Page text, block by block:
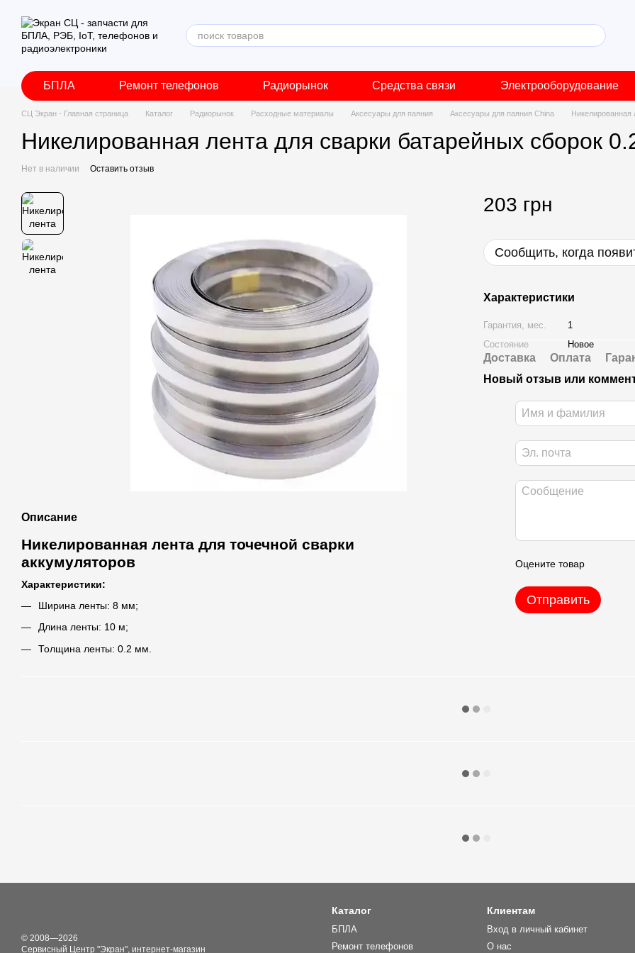
БПЛА Ремонт телефонов Радиорынок Средства связи Электрооборудование
СЦ Экран - Главная страница Каталог Радиорынок Расходные материалы Аксесуары для паяния Аксесуары для паяния China
Никелированная лента для сварки батарейных сборок
Нет в наличии Оставить отзыв
Описание
Никелированная лента для точечной сварки
аккумуляторов
Характеристики:
Ширина ленты: 8 мм;
Длина ленты: 10 м;
Толщина ленты: 0.2 мм.
203 грн
Сообщить, когда
Характеристики
Гарантия, мес.
1
Состояние
Новое
Доставка Оплата
Новый отзыв или
Оцените товар
Отправить
© 2008—2026
Сервисный Центр "Экран", интернет-магазин
Каталог
БПЛА
Ремонт телефонов
Клиентам
Вход в личный кабинет
О нас